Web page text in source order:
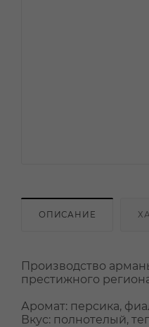
ОПИСАНИЕ
Производство
престижного
Аромат: персика,
Вкус: полнотелый,